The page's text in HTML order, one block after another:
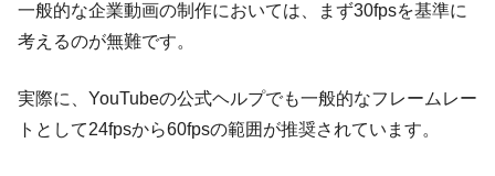
一般的な企業動画の制作においては、まず30fpsを基準に
考えるのが無難です。
実際に、YouTubeの公式ヘルプでも一般的なフレームレー
トとして24fpsから60fpsの範囲が推奨されています。